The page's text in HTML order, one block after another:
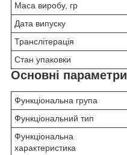
Маса виробу, гр
Дата випуску
Транслітерація
Стан упаковки
Основні параметри
Функціональна група
Функціональний тип
Функціональна
характеристика